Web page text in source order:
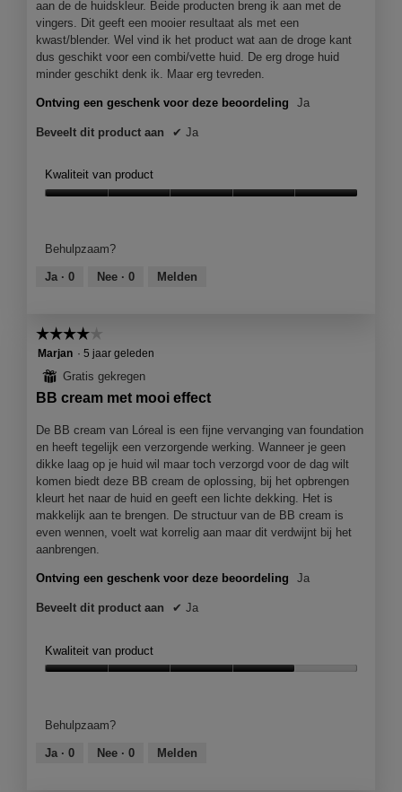
e
e
n
m
o
d
a
s
t
e
.
aan de de huidskleur. Beide producten breng ik aan met de
vingers. Dit geeft een mooier resultaat als met een
kwast/blender. Wel vind ik het product wat aan de droge kant
dus geschikt voor een combi/vette huid. De erg droge huid
minder geschikt denk ik. Maar erg tevreden.
Ontving een geschenk voor deze beoordeling Ja
Beveelt dit product aan ✔ Ja
Kwaliteit van product
5
van
Behulpzaam?
Ja · 0 Nee · 0 Melden
☆☆☆☆☆
☆☆☆☆☆
4
van
sterren.
Marjan · 5 jaar geleden
⊞ Gratis gekregen
BB cream met mooi effect
De BB cream van Lóreal is een fijne vervanging van foundation
en heeft tegelijk een verzorgende werking. Wanneer je geen
dikke laag op je huid wil maar toch verzorgd voor de dag wilt
komen biedt deze BB cream de oplossing, bij het opbrengen
kleurt het naar de huid en geeft een lichte dekking. Het is
makkelijk aan te brengen. De structuur van de BB cream is
even wennen, voelt wat korrelig aan maar dit verdwijnt bij het
aanbrengen.
Ontving een geschenk voor deze beoordeling Ja
Beveelt dit product aan ✔ Ja
Kwaliteit van product
4
van
Behulpzaam?
Ja · 0 Nee · 0 Melden